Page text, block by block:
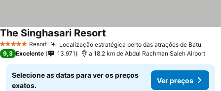
5 Estrelas Resort Localização estratégica perto das atrações de Batu
The Singhasari Resort
9,3 Excelente 13.971 a 18.2 km de Abdul Rachman Saleh Airport
Selecione as datas para ver os preços
exatos.
Ver preços